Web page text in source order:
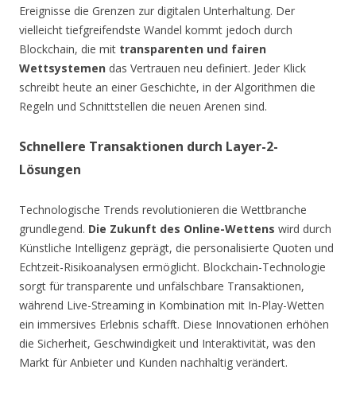
Ereignisse die Grenzen zur digitalen Unterhaltung. Der
vielleicht tiefgreifendste Wandel kommt jedoch durch
Blockchain, die mit transparenten und fairen
Wettsystemen das Vertrauen neu definiert. Jeder Klick
schreibt heute an einer Geschichte, in der Algorithmen die
Regeln und Schnittstellen die neuen Arenen sind.
Schnellere Transaktionen durch Layer-2-
Lösungen
Technologische Trends revolutionieren die Wettbranche
grundlegend. Die Zukunft des Online-Wettens wird durch
Künstliche Intelligenz geprägt, die personalisierte Quoten und
Echtzeit-Risikoanalysen ermöglicht. Blockchain-Technologie
sorgt für transparente und unfälschbare Transaktionen,
während Live-Streaming in Kombination mit In-Play-Wetten
ein immersives Erlebnis schafft. Diese Innovationen erhöhen
die Sicherheit, Geschwindigkeit und Interaktivität, was den
Markt für Anbieter und Kunden nachhaltig verändert.